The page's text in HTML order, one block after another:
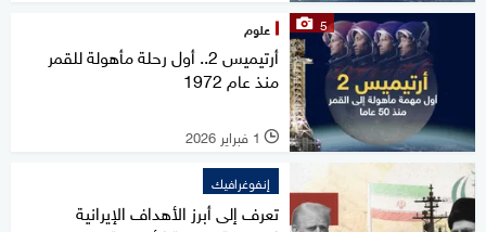
5 علوم
أرتيميس 2.. أول رحلة مأهولة للقمر
منذ عام 1972
l 1 فبراير 2026
إنفوغرافيك
تعرف إلى أبرز الأهداف الإيرانية